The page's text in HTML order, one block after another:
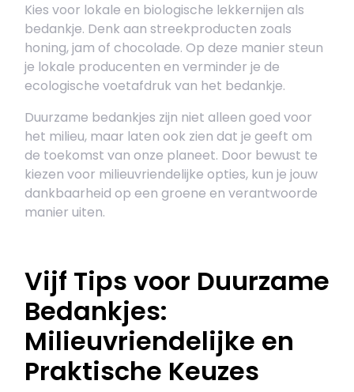
Kies voor lokale en biologische lekkernijen als
bedankje. Denk aan streekproducten zoals
honing, jam of chocolade. Op deze manier steun
je lokale producenten en verminder je de
ecologische voetafdruk van het bedankje.
Duurzame bedankjes zijn niet alleen goed voor
het milieu, maar laten ook zien dat je geeft om
de toekomst van onze planeet. Door bewust te
kiezen voor milieuvriendelijke opties, kun je jouw
dankbaarheid op een groene en verantwoorde
manier uiten.
Vijf Tips voor Duurzame
Bedankjes:
Milieuvriendelijke en
Praktische Keuzes